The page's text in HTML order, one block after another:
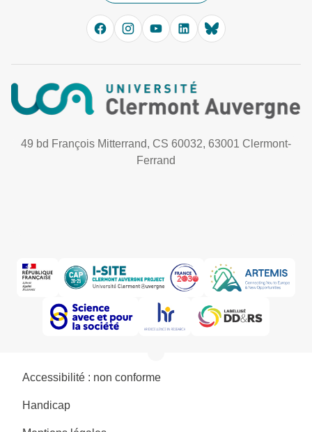
49 bd François Mitterrand, CS 60032, 63001 Clermont-
Ferrand
Accessibilité : non conforme
Handicap